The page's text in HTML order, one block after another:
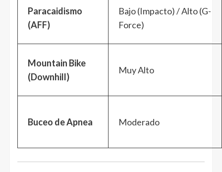
Paracaidismo
(AFF)
Bajo (Impacto) / Alto (G-
Force)
Mountain Bike
(Downhill)
Muy Alto
Buceo de Apnea Moderado